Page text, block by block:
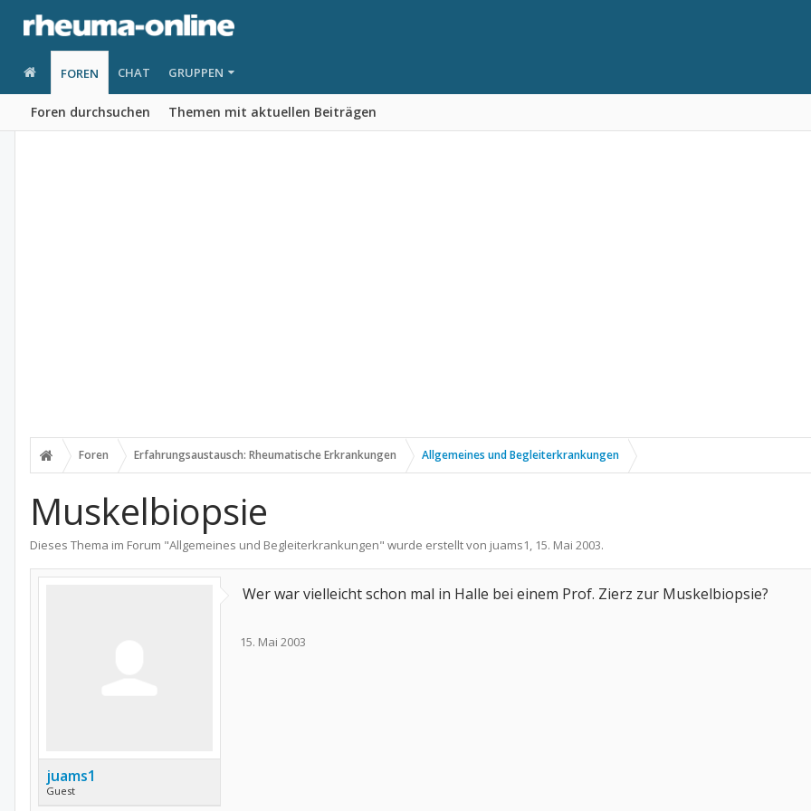
FOREN
Foren durchsuchen Themen mit aktuellen Beiträgen
CHAT GRUPPEN
Foren Erfahrungsaustausch: Rheumatische Erkrankungen Allgemeines und Begleiterkrankungen
Muskelbiopsie
Dieses Thema im Forum "Allgemeines und Begleiterkrankungen" wurde erstellt von juams1, 15. Mai 2003.
juams1
Guest
Wer war vielleicht schon mal in Halle bei einem Prof. Zierz zur Muskelbiopsie?
15. Mai 2003